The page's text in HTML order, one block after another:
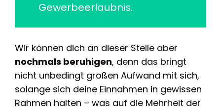
Gewerbeerlaubnis.
Wir können dich an dieser Stelle aber
nochmals beruhigen, denn das bringt
nicht unbedingt großen Aufwand mit sich,
solange sich deine Einnahmen in gewissen
Rahmen halten – was auf die Mehrheit der